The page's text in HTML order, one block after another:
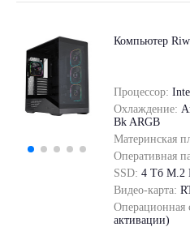
Компьютер
Процессор:
Охлаждение:
Bk ARGB
Материнская
Оперативная
SSD: 4 Tб M.2
Видео-карта:
Операционная
активации)